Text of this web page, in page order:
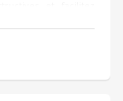
: Suivre le niveau
les retours via des